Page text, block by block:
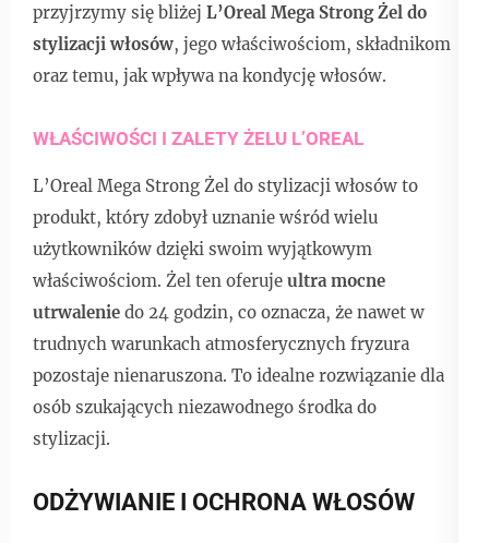
przyjrzymy się bliżej L’Oreal Mega Strong Żel do
stylizacji włosów, jego właściwościom, składnikom
oraz temu, jak wpływa na kondycję włosów.
WŁAŚCIWOŚCI I ZALETY ŻELU L’OREAL
L’Oreal Mega Strong Żel do stylizacji włosów to
produkt, który zdobył uznanie wśród wielu
użytkowników dzięki swoim wyjątkowym
właściwościom. Żel ten oferuje ultra mocne
utrwalenie do 24 godzin, co oznacza, że nawet w
trudnych warunkach atmosferycznych fryzura
pozostaje nienaruszona. To idealne rozwiązanie dla
osób szukających niezawodnego środka do
stylizacji.
ODŻYWIANIE I OCHRONA WŁOSÓW